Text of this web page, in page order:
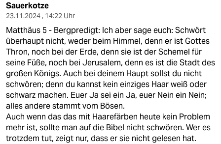
Sauerkotze
23.11.2024 , 14:22 Uhr
Matthäus 5 - Bergpredigt: Ich aber sage euch: Schwört
überhaupt nicht, weder beim Himmel, denn er ist Gottes
Thron, noch bei der Erde, denn sie ist der Schemel für
seine Füße, noch bei Jerusalem, denn es ist die Stadt des
großen Königs. Auch bei deinem Haupt sollst du nicht
schwören; denn du kannst kein einziges Haar weiß oder
schwarz machen. Euer Ja sei ein Ja, euer Nein ein Nein;
alles andere stammt vom Bösen.
Auch wenn das das mit Haarefärben heute kein Problem
mehr ist, sollte man auf die Bibel nicht schwören. Wer es
trotzdem tut, zeigt nur, dass er sie nicht gelesen hat.